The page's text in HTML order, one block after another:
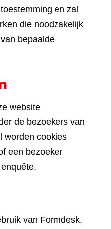
en zal
die noodzakelijk
bepaalde
website
de bezoekers van
worden cookies
een bezoeker
van Formdesk.